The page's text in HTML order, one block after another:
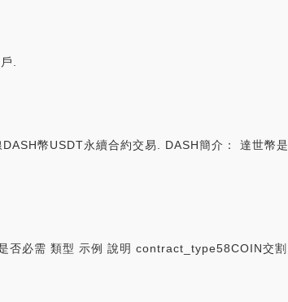
.
幣USDT永續合約交易. DASH簡介： 達世幣是
必需 類型 示例 說明 contract_type58COIN交割.